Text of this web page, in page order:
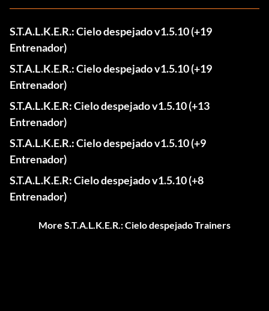
S.T.A.L.K.E.R.: Cielo despejado v1.5.10 (+19
Entrenador)
S.T.A.L.K.E.R.: Cielo despejado v1.5.10 (+19
Entrenador)
S.T.A.L.K.E.R: Cielo despejado v1.5.10 (+13
Entrenador)
S.T.A.L.K.E.R.: Cielo despejado v1.5.10 (+9
Entrenador)
S.T.A.L.K.E.R: Cielo despejado v1.5.10 (+8
Entrenador)
More S.T.A.L.K.E.R.: Cielo despejado Trainers